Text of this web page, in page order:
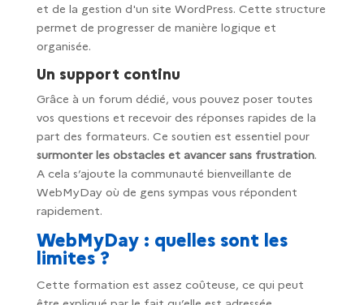
et de la gestion d'un site WordPress. Cette structure
permet de progresser de manière logique et
organisée.
Un support continu
Grâce à un forum dédié, vous pouvez poser toutes
vos questions et recevoir des réponses rapides de la
part des formateurs. Ce soutien est essentiel pour
surmonter les obstacles et avancer sans frustration.
A cela s’ajoute la communauté bienveillante de
WebMyDay où de gens sympas vous répondent
rapidement.
WebMyDay : quelles sont les
limites ?
Cette formation est assez coûteuse, ce qui peut